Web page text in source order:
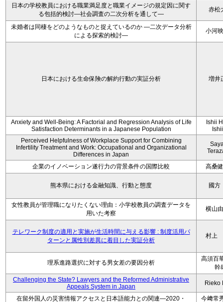
日本の学校教員における職業満足度と職業イメージの規定因に関す
る包括的検討―社会調査の二次分析を通して―
赤松
未婚者は同棲をどのようなものと捉えているのか —二次データ分析
による探索的検討—
小河
日本における生命保険の解約行動の実証分析 増井
Anxiety and Well-Being: A Factorial and Regression Analysis of Life
Satisfaction Determinants in a Japanese Population
Ishii
Perceived Helpfulness of Workplace Support for Combining
Infertility Treatment and Work: Occupational and Organizational
Differences in Japan
企業のイノベーション遂行力の背景条件の国際比較 高桑
熊本県における金融知識、行動と態度 國
女性教員が管理職になりたくない理由：小学校教員の調査データを
用いた考察
横山
テレワーク制度の適用と実施が生活時間に与える影響 : 制度活用パ
ターンと属性別差異に着目した実証分析
村上
理系進路選択に対する男女差の要因分析
高須百
幹
Challenging the State? Lawyers and the Reformed Administrative
Appeals System in Japan
Rieko
在留外国人の災害情報アクセスと日本語能力との関連―2020・
今﨑常